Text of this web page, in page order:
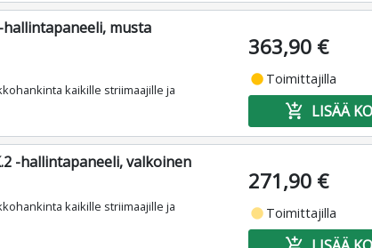
musta
kaikille striimaajille ja
363,90 €
fiber_manual_record Toimittajilla
add_shopping_cart LISÄÄ
-hallintapaneeli, valkoinen
kaikille striimaajille ja
271,90 €
fiber_manual_record Toimittajilla